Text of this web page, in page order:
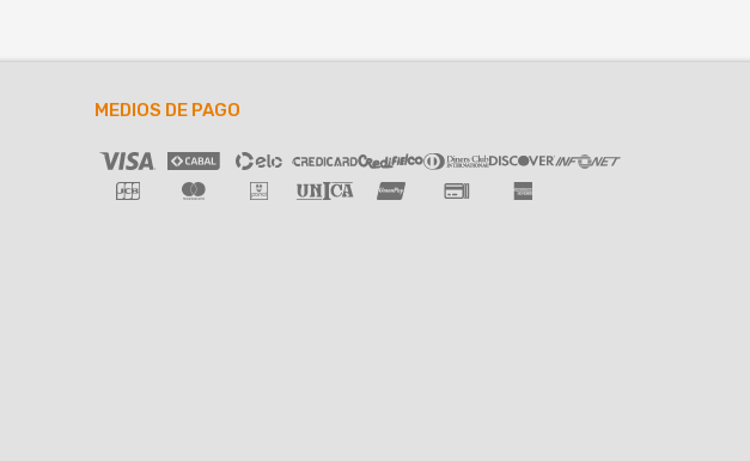
MEDIOS DE PAGO